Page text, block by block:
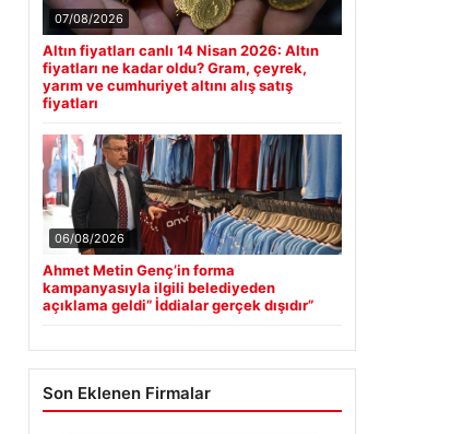
07/08/2026
Altın fiyatları canlı 14 Nisan 2026: Altın
fiyatları ne kadar oldu? Gram, çeyrek,
yarım ve cumhuriyet altını alış satış
fiyatları
06/08/2026
Ahmet Metin Genç’in forma
kampanyasıyla ilgili belediyeden
açıklama geldi” İddialar gerçek dışıdır”
Son Eklenen Firmalar